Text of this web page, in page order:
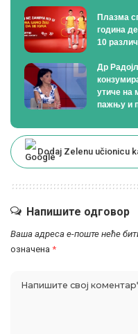
Плазма
година
10
Др
утиче на
пажњу и
Dodaj Zelenu učionicu
Напишите одговор
Ваша адреса е-поште неће
означена *